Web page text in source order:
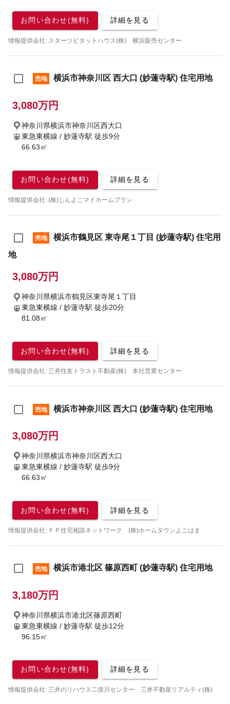
お問い合わせ(無料) 詳細を見る
情報提供会社: スターツピタットハウス(株) 横浜販売センター
売地 横浜市神奈川区 西大口 (妙蓮寺駅) 住宅用地
3,080万円
神奈川県横浜市神奈川区西大口
東急東横線 / 妙蓮寺駅 徒歩9分
66.63㎡
お問い合わせ(無料) 詳細を見る
情報提供会社: (株)しんよこマイホームプラン
売地
横浜市鶴見区 東寺尾１丁目 (妙蓮寺駅) 住宅用
地
3,080万円
神奈川県横浜市鶴見区東寺尾１丁目
東急東横線 / 妙蓮寺駅 徒歩20分
81.08㎡
お問い合わせ(無料) 詳細を見る
情報提供会社: 三井住友トラスト不動産(株) 本社営業センター
売地 横浜市神奈川区 西大口 (妙蓮寺駅) 住宅用地
3,080万円
神奈川県横浜市神奈川区西大口
東急東横線 / 妙蓮寺駅 徒歩9分
66.63㎡
お問い合わせ(無料) 詳細を見る
情報提供会社: ＦＰ住宅相談ネットワーク (株)ホームタウンよこはま
売地 横浜市港北区 篠原西町 (妙蓮寺駅) 住宅用地
3,180万円
神奈川県横浜市港北区篠原西町
東急東横線 / 妙蓮寺駅 徒歩12分
96.15㎡
お問い合わせ(無料) 詳細を見る
情報提供会社: 三井のリハウス二俣川センター 三井不動産リアルティ(株)